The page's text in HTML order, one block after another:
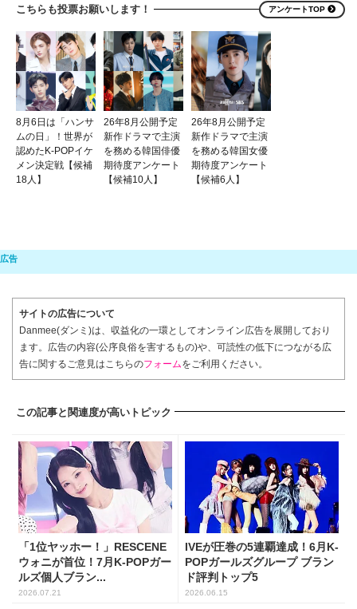
こちらも投票お願いします！ アンケートTOP
8月6日は「ハンサ
ムの日」！世界が
認めたK-POPイケ
メン決定戦【候補
18人】
26年8月公開予定
新作ドラマで主演
を務める韓国俳優
期待度アンケート
【候補10人】
26年8月公開予定
新作ドラマで主演
を務める韓国女優
期待度アンケート
【候補6人】
サイトの広告について
Danmee(ダンミ)は、収益化の一環としてオンライン広告を展開しており
ます。広告の内容(公序良俗を害するもの)や、可読性の低下につながる広
告に関するご意見はこちらのフォームをご利用ください。
この記事と関連度が高いトピック
「1位ヤッホー！」RESCENE
ウォニが首位！7月K-POPガー
ルズ個人ブラン...
2026.07.21
IVEが圧巻の5連覇達成！6月K-
POPガールズグループ ブラン
ド評判トップ5
2026.06.15